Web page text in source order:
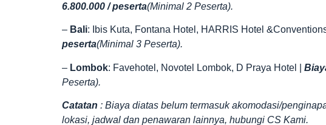
6.800.000 / peserta(Minimal 2 Peserta).
– Bali: Ibis Kuta, Fontana Hotel, HARRIS Hotel
peserta(Minimal 3 Peserta).
– Lombok: Favehotel, Novotel Lombok, D Praya Hotel |
Peserta).
Catatan : Biaya diatas belum termasuk akomodasi/
lokasi, jadwal dan penawaran lainnya, hubungi CS Kami.